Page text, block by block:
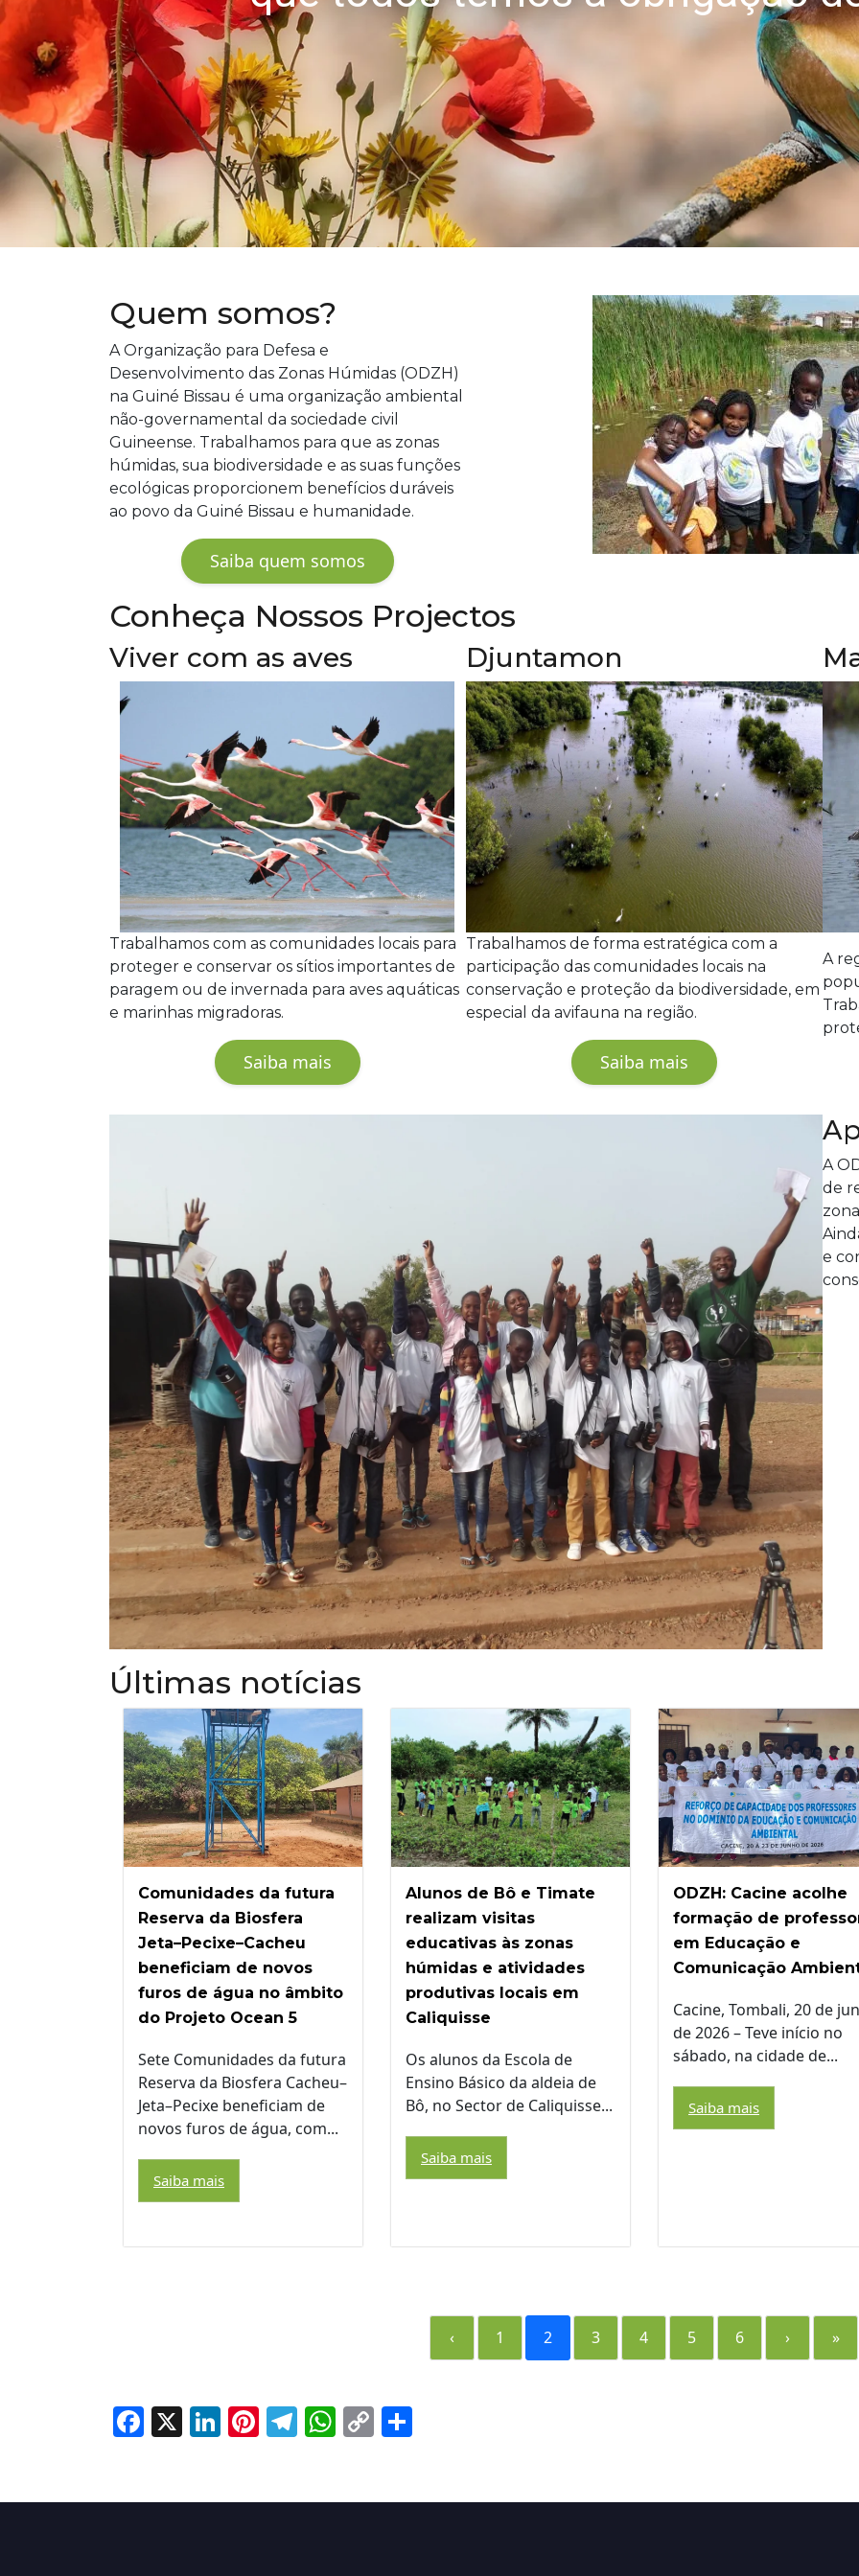
comunidades locais
Quem somos?
A Organização para Defesa e
Desenvolvimento das Zonas Húmidas (ODZH)
na Guiné Bissau é uma organização ambiental
não-governamental da sociedade civil
Guineense. Trabalhamos para que as zonas
húmidas, sua biodiversidade e as suas funções
ecológicas proporcionem benefícios duráveis
ao povo da Guiné Bissau e humanidade.
Saiba quem somos
Conheça Nossos Projectos
Viver com as aves
Trabalhamos com as comunidades locais para
proteger e conservar os sítios importantes de
paragem ou de invernada para aves aquáticas
e marinhas migradoras.
Saiba mais
Djuntamon
Trabalhamos de forma estratégica com a
participação das comunidades locais na
conservação e proteção da biodiversidade, em
especial da avifauna na região.
Saiba mais
A
A
de
e
Últimas notícias
Comunidades da futura
Reserva da Biosfera
Jeta–Pecixe–Cacheu
beneficiam de novos
furos de água no âmbito
do Projeto Ocean 5
Sete Comunidades da futura
Reserva da Biosfera Cacheu–
Jeta–Pecixe beneficiam de
novos furos de água, com...
Saiba mais
Alunos de Bô e Timate
realizam visitas
educativas às zonas
húmidas e atividades
produtivas locais em
Caliquisse
Os alunos da Escola de
Ensino Básico da aldeia de
Bô, no Sector de Caliquisse...
Saiba mais
ODZH: Cacine acolhe
formação de
em Educação e
Comunicação
Cacine, Tombali, 20 de
de 2026 – Teve início no
sábado, na cidade de...
Saiba mais
‹ 1 2 3 4 5 6 › »
Facebook
X LinkedIn
Pinterest
Telegram
WhatsApp
Copy